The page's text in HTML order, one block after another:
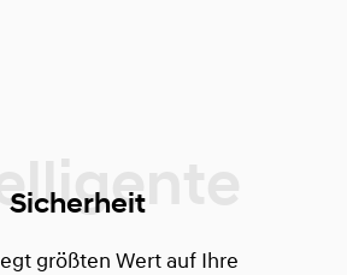
Sicherheit
legt größten Wert auf Ihre